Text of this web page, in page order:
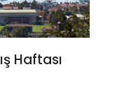
Haftası